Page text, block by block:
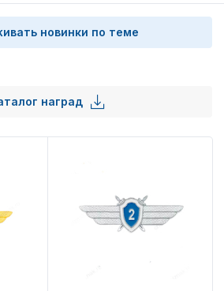
новинки по теме
наград